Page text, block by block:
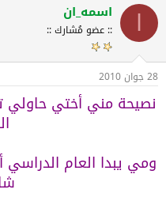
اسمه_ان
:: عضو مُشارك ::
28 جوان 2010
نصيحة مني أختي حاولي
ومي يبدا العام